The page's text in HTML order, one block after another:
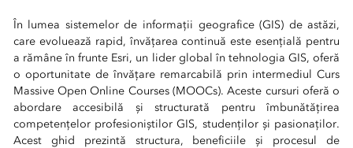
În lumea sistemelor de informații geografice (GIS) de astăzi,
care evoluează rapid, învățarea continuă este esențială pentru
a rămâne în frunte Esri, un lider global în tehnologia GIS, oferă
o oportunitate de învățare remarcabilă prin intermediul Curs
Massive Open Online Courses (MOOCs). Aceste cursuri oferă o
abordare accesibilă și structurată pentru îmbunătățirea
competențelor profesioniștilor GIS, studenților și pasionaților.
Acest ghid prezintă structura, beneficiile și procesul de